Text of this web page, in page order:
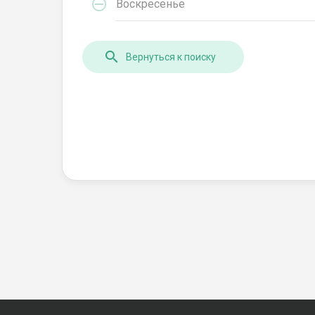
Воскресенье
Вернуться к поиску